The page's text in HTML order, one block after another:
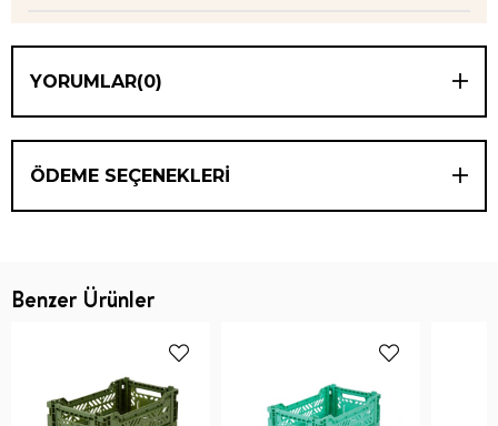
YORUMLAR(0)
ÖDEME SEÇENEKLERI
Benzer Ürünler